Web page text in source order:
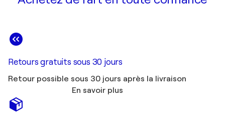
Retours gratuits sous 30 jours
Retour possible sous 30 jours après la livraison
En savoir plus